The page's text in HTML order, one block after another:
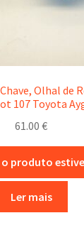
Olhal de
107 Toyota
61.00 €
produto
Ler mais